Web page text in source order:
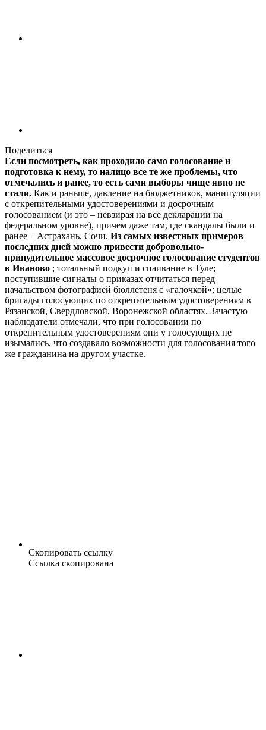
Поделиться
Если посмотреть, как проходило само голосование и
подготовка к нему, то налицо все те же проблемы, что
отмечались и ранее, то есть сами выборы чище явно не
стали. Как и раньше, давление на бюджетников, манипуляции
с открепительными удостоверениями и досрочным
голосованием (и это – невзирая на все декларации на
федеральном уровне), причем даже там, где скандалы были и
ранее – Астрахань, Сочи. Из самых известных примеров
последних дней можно привести добровольно-
принудительное массовое досрочное голосование студентов
в Иваново ; тотальный подкуп и спаивание в Туле;
поступившие сигналы о приказах отчитаться перед
начальством фотографией бюллетеня с «галочкой»; целые
бригады голосующих по открепительным удостоверениям в
Рязанской, Свердловской, Воронежской областях. Зачастую
наблюдатели отмечали, что при голосовании по
открепительным удостоверениям они у голосующих не
изымались, что создавало возможности для голосования того
же гражданина на другом участке.
Скопировать ссылку
Ссылка скопирована